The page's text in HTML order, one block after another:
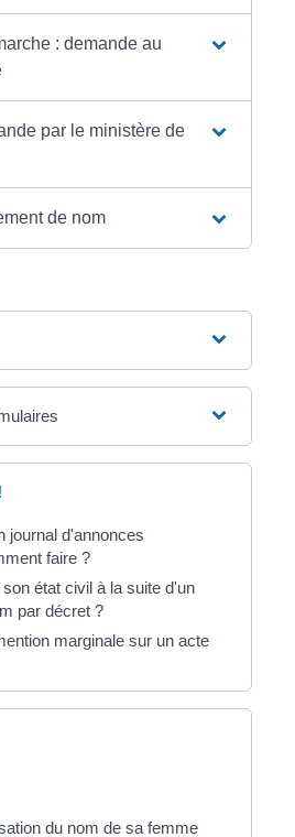
: demande au
par le ministère de
de nom
journal d'annonces
faire ?
état civil à la suite d'un
par décret ?
marginale sur un acte
du nom de sa femme